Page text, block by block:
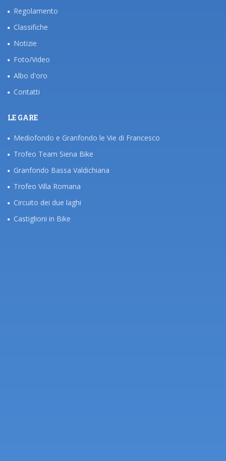
Regolamento
Classifiche
Notizie
Foto/Video
Albo d'oro
Contatti
LE GARE
Mediofondo e Granfondo le Vie di Francesco
Trofeo Team Siena Bike
Granfondo Bassa Valdichiana
Trofeo Villa Romana
Circuito dei due laghi
Castiglioni in Bike